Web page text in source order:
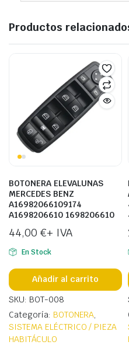
Productos
BOTONERA ELEVALUNAS
MERCEDES BENZ
A16982066109174
A1698206610 1698206610
44,00 €+ IVA
En Stock
Añadir al carrito
SKU: BOT-008
Categoría: BOTONERA,
SISTEMA ELÉCTRICO / PIEZA
HABITÁCULO